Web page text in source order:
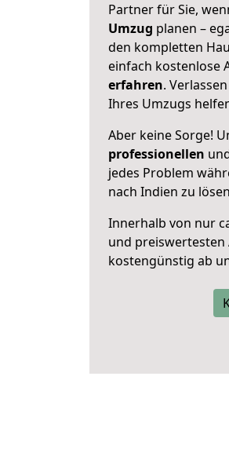
Partner für Sie,
Umzug planen –
den kompletten
einfach kostenlose
erfahren.
Ihres Umzugs
Aber keine Sorge!
professionellen
jedes Problem
nach Indien zu
Innerhalb von nur
und preiswertesten
kostengünstig ab